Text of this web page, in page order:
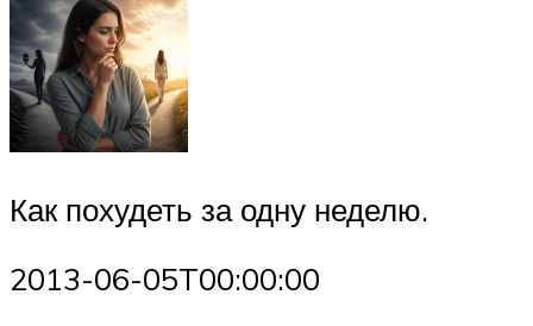
Как похудеть за одну неделю.
2013-06-05T00:00:00